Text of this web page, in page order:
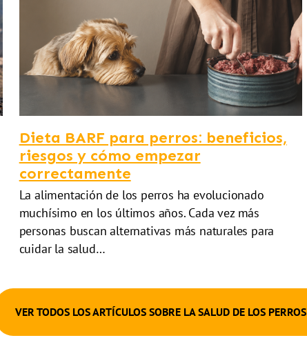
Dieta BARF para perros: beneficios,
riesgos y cómo empezar
correctamente
La alimentación de los perros ha evolucionado
muchísimo en los últimos años. Cada vez más
personas buscan alternativas más naturales para
cuidar la salud…
VER TODOS LOS ARTÍCULOS SOBRE LA SALUD DE LOS PERROS